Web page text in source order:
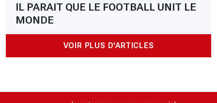
IL PARAIT QUE LE FOOTBALL UNIT LE
MONDE
VOIR PLUS D'ARTICLES